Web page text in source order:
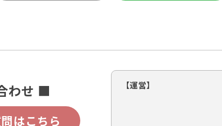
わせ ■
はこちら
【運営】